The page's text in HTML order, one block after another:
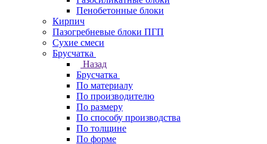
Пенобетонные блоки
Кирпич
Пазогребневые блоки ПГП
Сухие смеси
Брусчатка
Назад
Брусчатка
По материалу
По производителю
По размеру
По способу производства
По толщине
По форме